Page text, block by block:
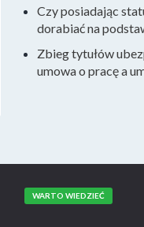
Czy posiadając
dorabiać na
Zbieg tytułów
umowa o pracę a
WARTO WIEDZIEĆ